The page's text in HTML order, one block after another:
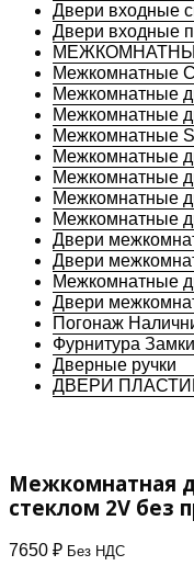
Двери входные
Двери входные
Межкомнатные
Межкомнатные
Межкомнатные
Межкомнатные
Межкомнатные
Межкомнатные
Межкомнатные
Межкомнатные
Двери
Двери
Межкомнатные
Двери
Погонаж
Фурнитура
Дверные ручки
ДВЕРИ
Межкомнатная
стеклом 2V без
7650 ₽ Без НДС